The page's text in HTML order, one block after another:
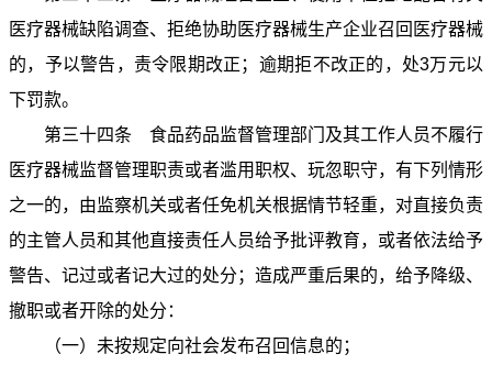
医疗器械缺陷调查、拒绝协助医疗器械生产企业召回医疗器械
的，予以警告，责令限期改正；逾期拒不改正的，处3万元以
下罚款。
第三十四条 食品药品监督管理部门及其工作人员不履行
医疗器械监督管理职责或者滥用职权、玩忽职守，有下列情形
之一的，由监察机关或者任免机关根据情节轻重，对直接负责
的主管人员和其他直接责任人员给予批评教育，或者依法给予
警告、记过或者记大过的处分；造成严重后果的，给予降级、
撤职或者开除的处分：
（一）未按规定向社会发布召回信息的；